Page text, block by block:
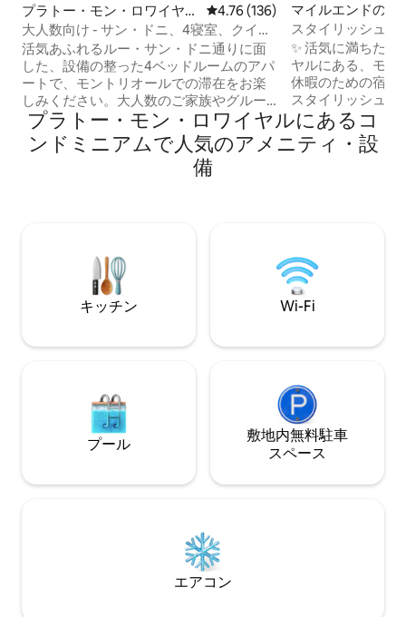
プラトー・モン・ロワイヤル
のコンドミニアム
レビュー136件、5つ星中4.76つ
4.76 (136)
大人数向け - サン・ドニ、4寝室、クイー
ンサイズベッド付き
活気あふれるルー・サン・ドニ通りに面
した、設備の整った4ベッドルームのアパ
ートで、モントリオールでの滞在をお楽
しみください。大人数のご家族やグルー
プ向けに設計されたこの宿泊施設は、信
じられないほどの利便性とプライバシー
を提供します。 ✨ ベッドルーム4室とフ
ルバスルーム4室（3室は寝室に隣接） ✨
のロケーション 最高級の快適さを体験
し、玄関からすぐの場所から街の最高の
場所を探索しましょう。
マイルエンドのコ
ム
スタイリッシュな
ー• 8人宿泊可能•
✨ 活気に満ちた
ヤルにある、モン
休暇のための宿泊施
スタイリッシュな
トメントは、最大
友人やご家族との
適です。 明るいリビングスペース、美し
ョンでは珍しいボーナ
屋外階段を登る必
プラトー・モン・ロワイヤルにあるコ
ンドミニアムで人気のアメニティ・設
備
キッチン Wi-Fi
プール
敷地内無料駐⁠車
ス⁠ペ⁠ー⁠ス
エアコン